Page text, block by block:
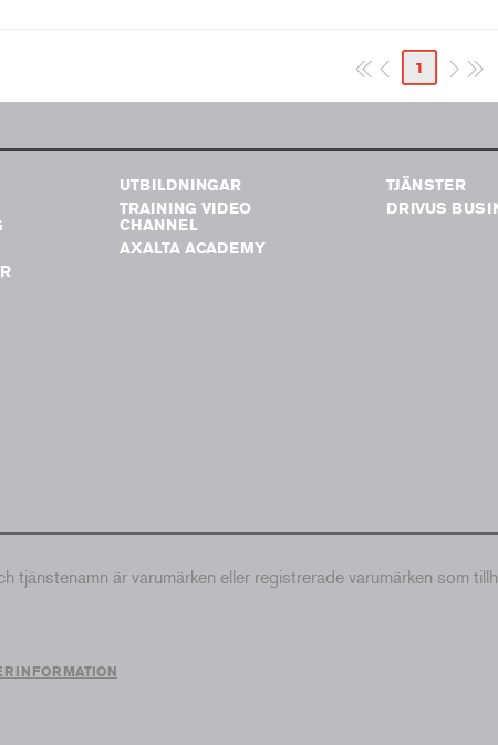
1
UTBILDNINGAR
TRAINING VIDEO
CHANNEL
AXALTA ACADEMY
TJÄNSTER
DRIVUS
tjänstenamn är varumärken eller registrerade varumärken som